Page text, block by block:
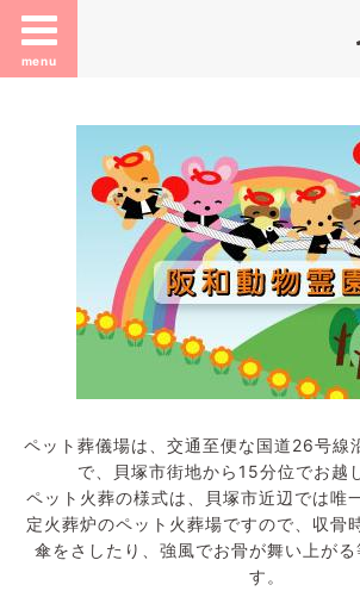
menu
ペット葬儀場は、交通至便な国道26号線
で、貝塚市街地から15分位でお越
ペット火葬の様式は、貝塚市近辺では唯
定火葬炉のペット火葬場ですので、収骨
傘をさしたり、強風でお骨が舞い上が
す。